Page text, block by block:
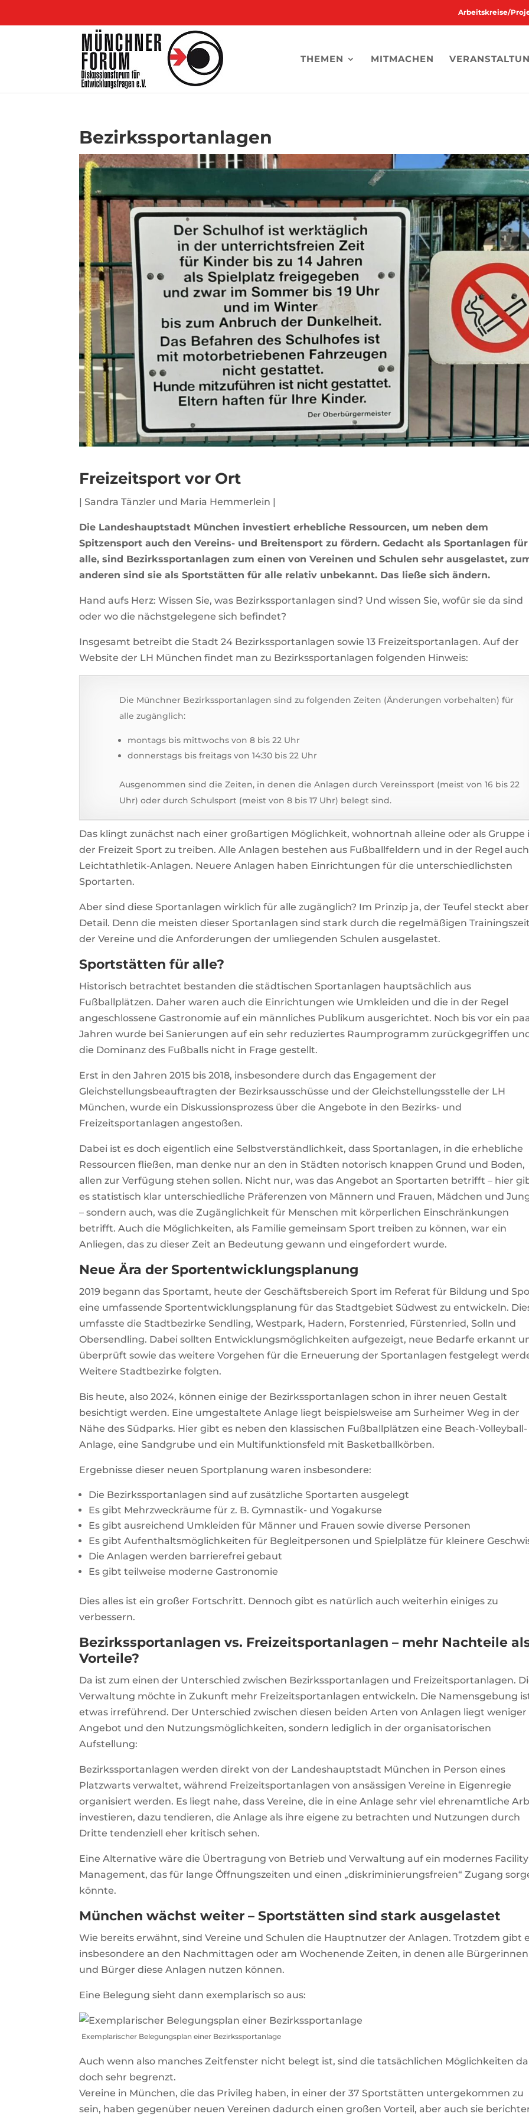
Arbeitskreise/
THEMEN MITMACHEN
Bezirkssportanlagen
Freizeitsport vor Ort
| Sandra Tänzler und Maria Hemmerlein |
Die Landeshauptstadt München investiert erhebliche Ressourcen, um neben dem
Spitzensport auch den Vereins- und Breitensport zu fördern. Gedacht als Sportanlagen für
alle, sind Bezirkssportanlagen zum einen von Vereinen und Schulen sehr ausgelastet,
anderen sind sie als Sportstätten für alle relativ unbekannt. Das ließe sich ändern.
Hand aufs Herz: Wissen Sie, was Bezirkssportanlagen sind? Und wissen Sie, wofür sie da sind
oder wo die nächstgelegene sich befindet?
Insgesamt betreibt die Stadt 24 Bezirkssportanlagen sowie 13 Freizeitsportanlagen. Auf der
Website der LH München findet man zu Bezirkssportanlagen folgenden Hinweis:
Die Münchner Bezirkssportanlagen sind zu folgenden Zeiten (Änderungen vorbehalten) für
alle zugänglich:
montags bis mittwochs von 8 bis 22 Uhr
donnerstags bis freitags von 14:30 bis 22 Uhr
Ausgenommen sind die Zeiten, in denen die Anlagen durch Vereinssport (meist von 16 bis 22
Uhr) oder durch Schulsport (meist von 8 bis 17 Uhr) belegt sind.
Das klingt zunächst nach einer großartigen Möglichkeit, wohnortnah alleine oder als Gruppe
der Freizeit Sport zu treiben. Alle Anlagen bestehen aus Fußballfeldern und in der Regel auch
Leichtathletik-Anlagen. Neuere Anlagen haben Einrichtungen für die unterschiedlichsten
Sportarten.
Aber sind diese Sportanlagen wirklich für alle zugänglich? Im Prinzip ja, der Teufel steckt
Detail. Denn die meisten dieser Sportanlagen sind stark durch die regelmäßigen
der Vereine und die Anforderungen der umliegenden Schulen ausgelastet.
Sportstätten für alle?
Historisch betrachtet bestanden die städtischen Sportanlagen hauptsächlich aus
Fußballplätzen. Daher waren auch die Einrichtungen wie Umkleiden und die in der Regel
angeschlossene Gastronomie auf ein männliches Publikum ausgerichtet. Noch bis vor ein
Jahren wurde bei Sanierungen auf ein sehr reduziertes Raumprogramm zurückgegriffen
die Dominanz des Fußballs nicht in Frage gestellt.
Erst in den Jahren 2015 bis 2018, insbesondere durch das Engagement der
Gleichstellungsbeauftragten der Bezirksausschüsse und der Gleichstellungsstelle der LH
München, wurde ein Diskussionsprozess über die Angebote in den Bezirks- und
Freizeitsportanlagen angestoßen.
Dabei ist es doch eigentlich eine Selbstverständlichkeit, dass Sportanlagen, in die erhebliche
Ressourcen fließen, man denke nur an den in Städten notorisch knappen Grund und Boden,
allen zur Verfügung stehen sollen. Nicht nur, was das Angebot an Sportarten betrifft – hier
es statistisch klar unterschiedliche Präferenzen von Männern und Frauen, Mädchen und
– sondern auch, was die Zugänglichkeit für Menschen mit körperlichen Einschränkungen
betrifft. Auch die Möglichkeiten, als Familie gemeinsam Sport treiben zu können, war ein
Anliegen, das zu dieser Zeit an Bedeutung gewann und eingefordert wurde.
Neue Ära der Sportentwicklungsplanung
2019 begann das Sportamt, heute der Geschäftsbereich Sport im Referat für Bildung und
eine umfassende Sportentwicklungsplanung für das Stadtgebiet Südwest zu entwickeln.
umfasste die Stadtbezirke Sendling, Westpark, Hadern, Forstenried, Fürstenried, Solln und
Obersendling. Dabei sollten Entwicklungsmöglichkeiten aufgezeigt, neue Bedarfe erkannt
überprüft sowie das weitere Vorgehen für die Erneuerung der Sportanlagen festgelegt
Weitere Stadtbezirke folgten.
Bis heute, also 2024, können einige der Bezirkssportanlagen schon in ihrer neuen Gestalt
besichtigt werden. Eine umgestaltete Anlage liegt beispielsweise am Surheimer Weg in der
Nähe des Südparks. Hier gibt es neben den klassischen Fußballplätzen eine Beach-Volleyball-
Anlage, eine Sandgrube und ein Multifunktionsfeld mit Basketballkörben.
Ergebnisse dieser neuen Sportplanung waren insbesondere:
Die Bezirkssportanlagen sind auf zusätzliche Sportarten ausgelegt
Es gibt Mehrzweckräume für z. B. Gymnastik- und Yogakurse
Es gibt ausreichend Umkleiden für Männer und Frauen sowie diverse Personen
Es gibt Aufenthaltsmöglichkeiten für Begleitpersonen und Spielplätze für kleinere
Die Anlagen werden barrierefrei gebaut
Es gibt teilweise moderne Gastronomie
Dies alles ist ein großer Fortschritt. Dennoch gibt es natürlich auch weiterhin einiges zu
verbessern.
Bezirkssportanlagen vs. Freizeitsportanlagen – mehr Nachteile
Vorteile?
Da ist zum einen der Unterschied zwischen Bezirkssportanlagen und Freizeitsportanlagen.
Verwaltung möchte in Zukunft mehr Freizeitsportanlagen entwickeln. Die Namensgebung
etwas irreführend. Der Unterschied zwischen diesen beiden Arten von Anlagen liegt weniger
Angebot und den Nutzungsmöglichkeiten, sondern lediglich in der organisatorischen
Aufstellung:
Bezirkssportanlagen werden direkt von der Landeshauptstadt München in Person eines
Platzwarts verwaltet, während Freizeitsportanlagen von ansässigen Vereine in Eigenregie
organisiert werden. Es liegt nahe, dass Vereine, die in eine Anlage sehr viel ehrenamtliche
investieren, dazu tendieren, die Anlage als ihre eigene zu betrachten und Nutzungen durch
Dritte tendenziell eher kritisch sehen.
Eine Alternative wäre die Übertragung von Betrieb und Verwaltung auf ein modernes Facility
Management, das für lange Öffnungszeiten und einen „diskriminierungsfreien“ Zugang
könnte.
München wächst weiter – Sportstätten sind stark ausgelastet
Wie bereits erwähnt, sind Vereine und Schulen die Hauptnutzer der Anlagen. Trotzdem gibt
insbesondere an den Nachmittagen oder am Wochenende Zeiten, in denen alle Bürgerinnen
und Bürger diese Anlagen nutzen können.
Eine Belegung sieht dann exemplarisch so aus:
Exemplarischer Belegungsplan einer Bezirkssportanlage
Auch wenn also manches Zeitfenster nicht belegt ist, sind die tatsächlichen Möglichkeiten
doch sehr begrenzt.
Vereine in München, die das Privileg haben, in einer der 37 Sportstätten untergekommen zu
sein, haben gegenüber neuen Vereinen dadurch einen großen Vorteil, aber auch sie